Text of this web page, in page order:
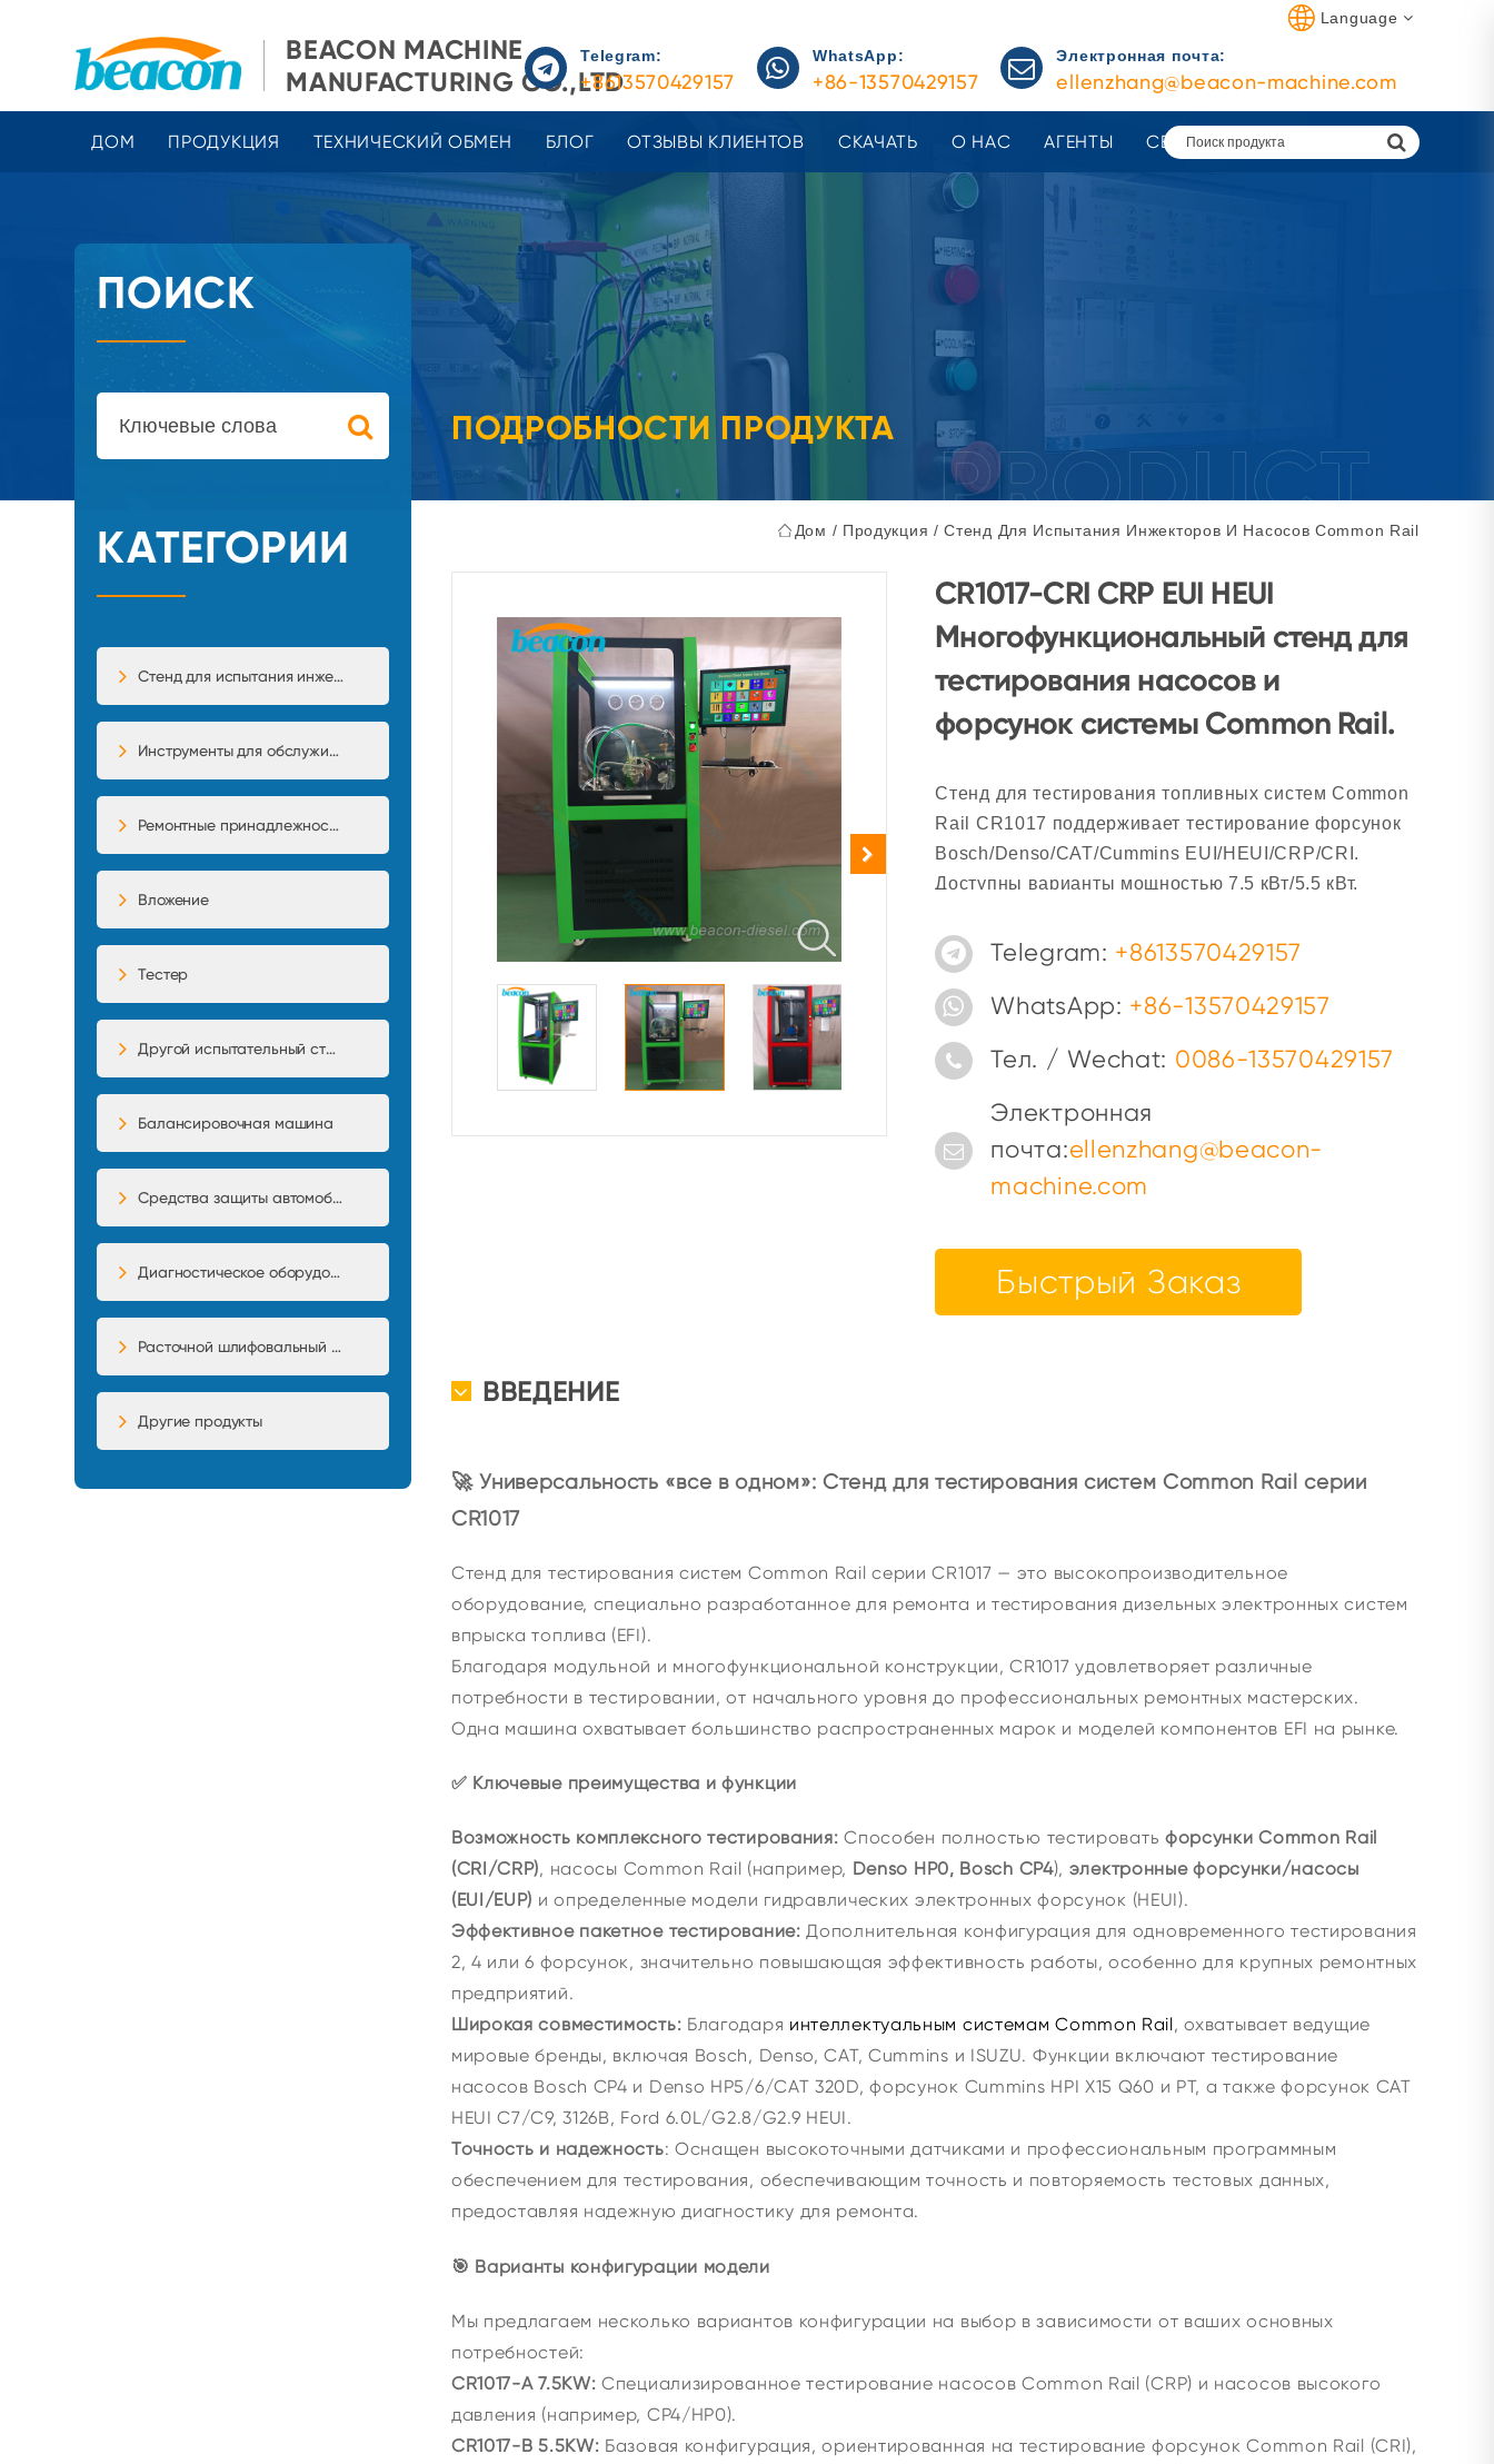
BEACON MACHINE
MANUFACTURING CO.,LTD
Language
Telegram:
+8613570429157
WhatsApp:
+86-13570429157
Электронная почта:
ellenzhang@beacon-machine.com
ДОМ ПРОДУКЦИЯ ТЕХНИЧЕСКИЙ ОБМЕН БЛОГ ОТЗЫВЫ КЛИЕНТОВ СКАЧАТЬ О НАС АГЕНТЫ СВЯЗАТЬСЯ С НАМИ
ПОДРОБНОСТИ ПРОДУКТА
Дом / Продукция /Стенд Для Испытания Инжекторов И Насосов Common Rail
ПОИСК
КАТЕГОРИИ
Стенд для испытания инжекторного насоса
Инструменты для обслуживания
Ремонтные принадлежности
Вложение
Тестер
Другой испытательный стенд
Балансировочная машина
Средства защиты автомобиля
Диагностическое оборудование
Расточной шлифовальный станок
Другие продукты
CR1017-CRI CRP EUI HEUI
Многофункциональный стенд для
тестирования насосов и
форсунок системы Common Rail.
Стенд для тестирования топливных систем Common
Rail CR1017 поддерживает тестирование форсунок
Bosch/Denso/CAT/Cummins EUI/HEUI/CRP/CRI.
Доступны варианты мощностью 7,5 кВт/5,5 кВт,
одновременного тестирования 4/6 цилиндров. Ваше
комплексное решение для ремонта электронных
систем впрыска дизельного топлива.
Telegram: +8613570429157
WhatsApp: +86-13570429157
Тел. / Wechat: 0086-13570429157
Электронная
почта:ellenzhang@beacon-
machine.com
Быстрый Заказ
ВВЕДЕНИЕ
🚀 Универсальность «все в одном»: Стенд для тестирования систем Common Rail серии
CR1017
Стенд для тестирования систем Common Rail серии CR1017 — это высокопроизводительное
оборудование, специально разработанное для ремонта и тестирования дизельных электронных систем
впрыска топлива (EFI).
Благодаря модульной и многофункциональной конструкции, CR1017 удовлетворяет различные
потребности в тестировании, от начального уровня до профессиональных ремонтных мастерских.
Одна машина охватывает большинство распространенных марок и моделей компонентов EFI на рынке.
✅ Ключевые преимущества и функции
Возможность комплексного тестирования:Способен полностью тестировать форсунки Common Rail
(CRI/CRP), насосы Common Rail (например, Denso HP0, Bosch CP4), электронные форсунки/насосы
(EUI/EUP) и определенные модели гидравлических электронных форсунок (HEUI).
Эффективное пакетное тестирование:Дополнительная конфигурация для одновременного тестирования
2, 4 или 6 форсунок, значительно повышающая эффективность работы, особенно для крупных ремонтных
предприятий.
Широкая совместимость: Благодаря интеллектуальным системам Common Rail, охватывает ведущие
мировые бренды, включая Bosch, Denso, CAT, Cummins и ISUZU. Функции включают тестирование
насосов Bosch CP4 и Denso HP5/6/CAT 320D, форсунок Cummins HPI X15 Q60 и PT, а также форсунок CAT
HEUI C7/C9, 3126B, Ford 6.0L/G2.8/G2.9 HEUI.
Точность и надежность: Оснащен высокоточными датчиками и профессиональным программным
обеспечением для тестирования, обеспечивающим точность и повторяемость тестовых данных,
предоставляя надежную диагностику для ремонта.
🎯 Варианты конфигурации модели
Мы предлагаем несколько вариантов конфигурации на выбор в зависимости от ваших основных
потребностей:
CR1017-A 7.5KW: Специализированное тестирование насосов Common Rail (CRP) и насосов высокого
давления (например, CP4/HP0).
CR1017-B 5.5KW: Базовая конфигурация, ориентированная на тестирование форсунок Common Rail (CRI),